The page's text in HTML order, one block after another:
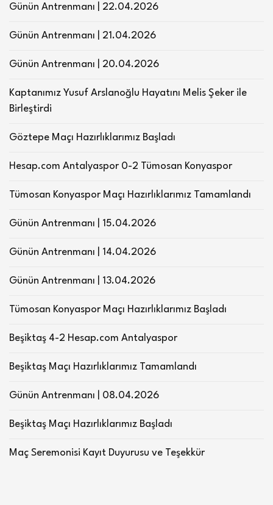
Günün Antrenmanı | 22.04.2026
Günün Antrenmanı | 21.04.2026
Günün Antrenmanı | 20.04.2026
Kaptanımız Yusuf Arslanoğlu Hayatını Melis Şeker ile
Birleştirdi
Göztepe Maçı Hazırlıklarımız Başladı
Hesap.com Antalyaspor 0-2 Tümosan Konyaspor
Tümosan Konyaspor Maçı Hazırlıklarımız Tamamlandı
Günün Antrenmanı | 15.04.2026
Günün Antrenmanı | 14.04.2026
Günün Antrenmanı | 13.04.2026
Tümosan Konyaspor Maçı Hazırlıklarımız Başladı
Beşiktaş 4-2 Hesap.com Antalyaspor
Beşiktaş Maçı Hazırlıklarımız Tamamlandı
Günün Antrenmanı | 08.04.2026
Beşiktaş Maçı Hazırlıklarımız Başladı
Maç Seremonisi Kayıt Duyurusu ve Teşekkür